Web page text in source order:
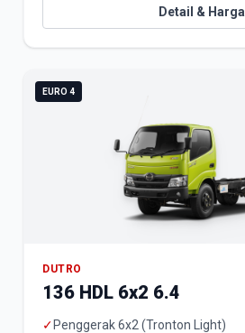
Detail & Harga
EURO 4
DUTRO
136 HDL 6x2 6.4
✓ Penggerak 6x2 (Tronton Light)